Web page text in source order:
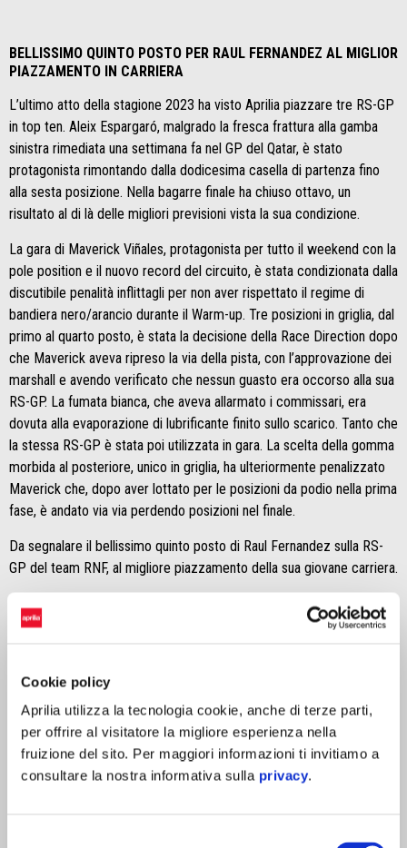
Cookie policy
Aprilia utilizza la tecnologia cookie, anche di terze parti,
per offrire al visitatore la migliore esperienza nella
fruizione del sito. Per maggiori informazioni ti invitiamo a
consultare la nostra informativa sulla privacy.
BELLISSIMO QUINTO POSTO PER RAUL FERNANDEZ AL MIGLIOR
PIAZZAMENTO IN CARRIERA
L’ultimo atto della stagione 2023 ha visto Aprilia piazzare tre RS-GP
in top ten. Aleix Espargaró, malgrado la fresca frattura alla gamba
sinistra rimediata una settimana fa nel GP del Qatar, è stato
protagonista rimontando dalla dodicesima casella di partenza fino
alla sesta posizione. Nella bagarre finale ha chiuso ottavo, un
risultato al di là delle migliori previsioni vista la sua condizione.
La gara di Maverick Viñales, protagonista per tutto il weekend con la
pole position e il nuovo record del circuito, è stata condizionata dalla
discutibile penalità inflittagli per non aver rispettato il regime di
bandiera nero/arancio durante il Warm-up. Tre posizioni in griglia, dal
primo al quarto posto, è stata la decisione della Race Direction dopo
che Maverick aveva ripreso la via della pista, con l’approvazione dei
marshall e avendo verificato che nessun guasto era occorso alla sua
RS-GP. La fumata bianca, che aveva allarmato i commissari, era
dovuta alla evaporazione di lubrificante finito sullo scarico. Tanto che
la stessa RS-GP è stata poi utilizzata in gara. La scelta della gomma
morbida al posteriore, unico in griglia, ha ulteriormente penalizzato
Maverick che, dopo aver lottato per le posizioni da podio nella prima
fase, è andato via via perdendo posizioni nel finale.
Da segnalare il bellissimo quinto posto di Raul Fernandez sulla RS-
GP del team RNF, al migliore piazzamento della sua giovane carriera.
Aprilia chiude la sua prima stagione da team factory con due vittorie
di Espargaró, nei GP di Inghilterra e di Catalunya, e un altro podio di
è stato anche l’unico team a realizzare la doppietta primo/secondo
in un GP, nella splendida gara di Barcellona.
L'ultimo appuntamento stagionale è anche l'occasione per
ringraziare tutte le persone che ruotano intorno al progetto MotoGP